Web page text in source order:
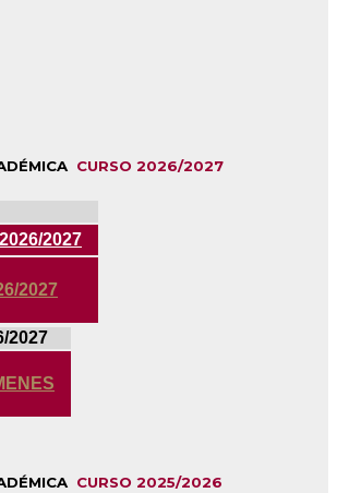
CURSO 2026/2027
2027
2027
2027
CURSO 2025/2026